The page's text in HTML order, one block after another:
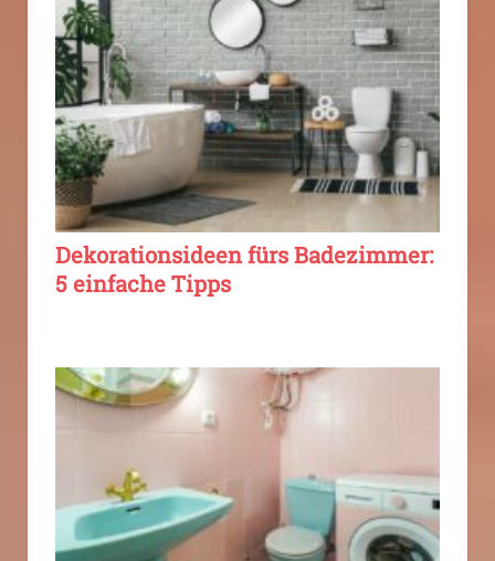
Dekorationsideen fürs Badezimmer:
5 einfache Tipps